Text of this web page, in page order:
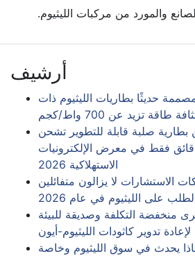
أرشيف
حديثًا بطاريات الليثيوم ذات
طاقة تزيد عن 700 واط/كجم
صلبة قابلة للتطوير تشحن
في 5 دقائق فقط في معرض الإلكترونيات
الاستهلاكية 2026
الاستشارات لا يزالون متفائلين
على الليثيوم في عام 2026
منخفضة التكلفة وصديقة للبيئة
لإعادة تدوير كاثودات الليثيوم-أيون